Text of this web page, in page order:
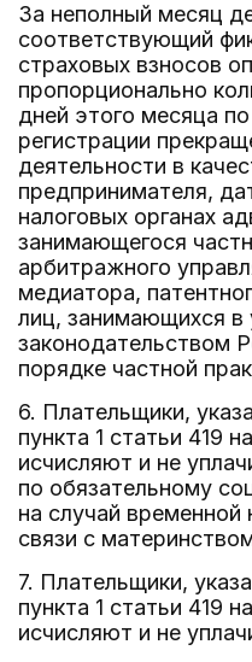
За неполный месяц
соответствующий
страховых взносов
пропорционально
дней этого месяца
регистрации
деятельности в
предпринимателя,
налоговых органах
занимающегося
арбитражного
медиатора,
лиц, занимающихся в
законодательством
порядке частной
6. Плательщики,
пункта 1 статьи 419
исчисляют и не
по обязательному
на случай временной
связи с
7. Плательщики,
пункта 1 статьи 419
исчисляют и не